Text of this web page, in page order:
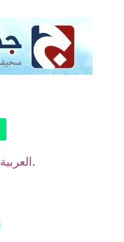
العربية .